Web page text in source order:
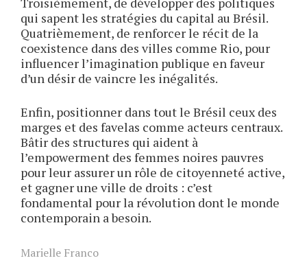
qui sapent les stratégies du capital au Brésil.
Quatrièmement, de renforcer le récit de la
coexistence dans des villes comme Rio, pour
influencer l’imagination publique en faveur
d’un désir de vaincre les inégalités.
Enfin, positionner dans tout le Brésil ceux des
marges et des favelas comme acteurs centraux.
Bâtir des structures qui aident à
l’empowerment des femmes noires pauvres
pour leur assurer un rôle de citoyenneté active,
et gagner une ville de droits : c’est
fondamental pour la révolution dont le monde
contemporain a besoin.
Marielle Franco